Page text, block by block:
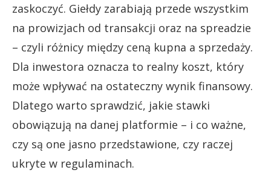
zaskoczyć. Giełdy zarabiają przede wszystkim
na prowizjach od transakcji oraz na spreadzie
– czyli różnicy między ceną kupna a sprzedaży.
Dla inwestora oznacza to realny koszt, który
może wpływać na ostateczny wynik finansowy.
Dlatego warto sprawdzić, jakie stawki
obowiązują na danej platformie – i co ważne,
czy są one jasno przedstawione, czy raczej
ukryte w regulaminach.